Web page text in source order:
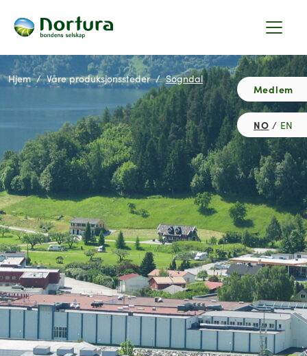
Medlem
NO EN
Hjem Våre produksjonssteder Sogndal